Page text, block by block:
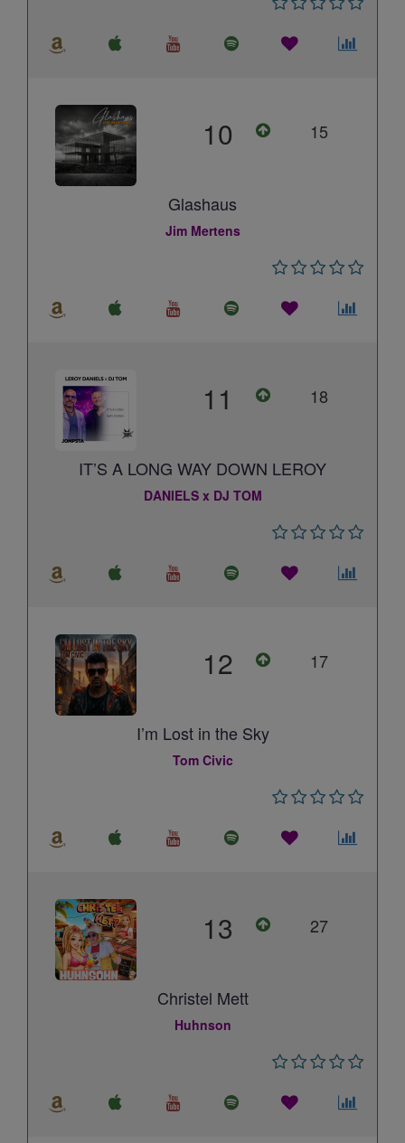
10 15
Glashaus
Jim Mertens
11 18
IT’S A LONG WAY DOWN LEROY
DANIELS x DJ TOM
12 17
I’m Lost in the Sky
Tom Civic
13 27
Christel Mett
Huhnson